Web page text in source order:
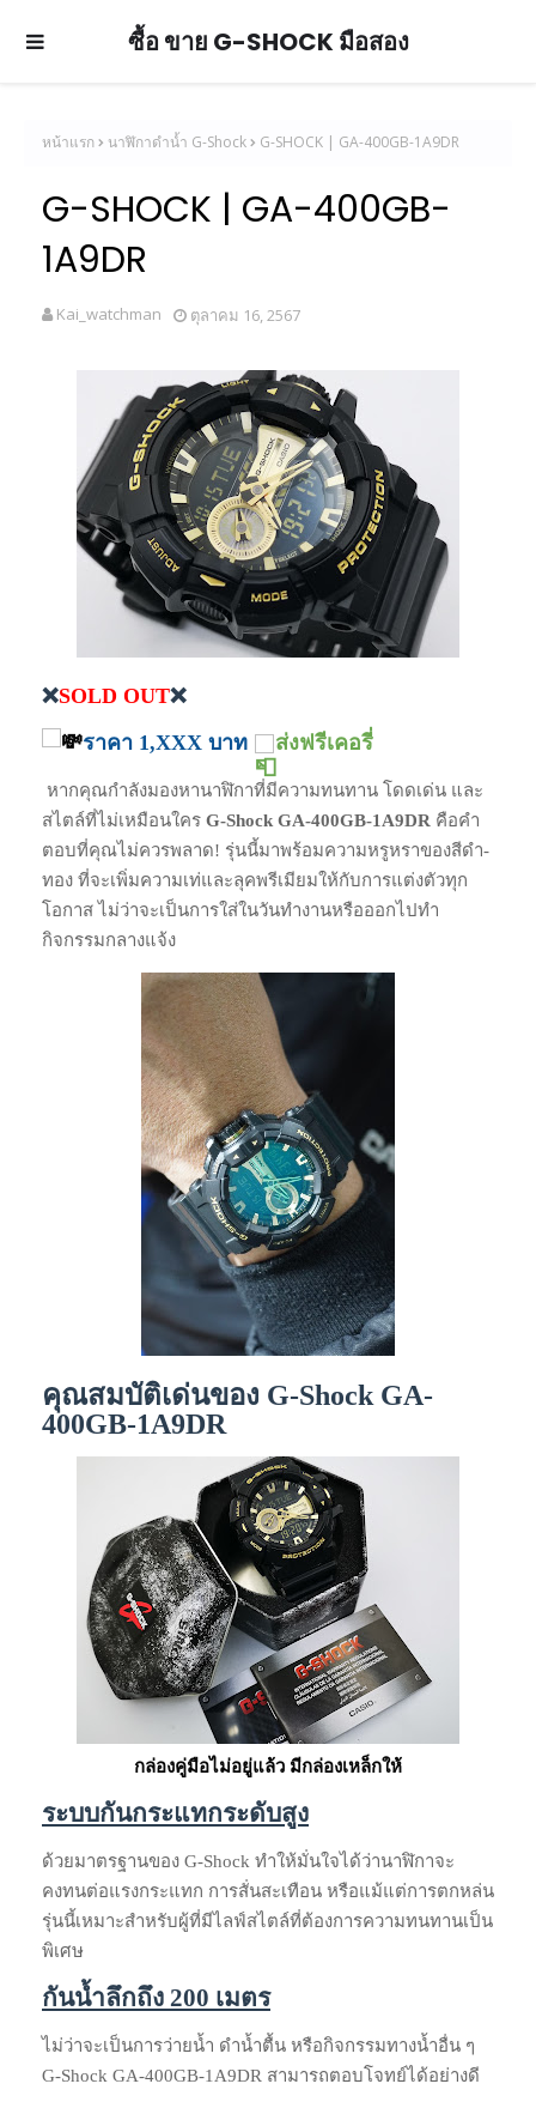
ซื้อ ขาย G-SHOCK มือสอง
หน้าแรก นาฬิกาดำน้ำ G-Shock G-SHOCK | GA-400GB-1A9DR
G-SHOCK | GA-400GB-
1A9DR
Kai_watchman ตุลาคม 16, 2567
❌SOLD OUT❌
ราคา 1,XXX บาท
ส่งฟรีเคอรี่
หากคุณกำลังมองหานาฬิกาที่มีความทนทาน โดดเด่น และ
สไตล์ที่ไม่เหมือนใคร G-Shock GA-400GB-1A9DR คือคำ
ตอบที่คุณไม่ควรพลาด! รุ่นนี้มาพร้อมความหรูหราของสีดำ-
ทอง ที่จะเพิ่มความเท่และลุคพรีเมียมให้กับการแต่งตัวทุก
โอกาส ไม่ว่าจะเป็นการใส่ในวันทำงานหรือออกไปทำ
กิจกรรมกลางแจ้ง
คุณสมบัติเด่นของ G-Shock GA-
400GB-1A9DR
กล่องคู่มือไม่อยู่แล้ว มีกล่องเหล็กให้
ระบบกันกระแทกระดับสูง
ด้วยมาตรฐานของ G-Shock ทำให้มั่นใจได้ว่านาฬิกาจะ
คงทนต่อแรงกระแทก การสั่นสะเทือน หรือแม้แต่การตกหล่น
รุ่นนี้เหมาะสำหรับผู้ที่มีไลฟ์สไตล์ที่ต้องการความทนทานเป็น
พิเศษ
กันน้ำลึกถึง 200 เมตร
ไม่ว่าจะเป็นการว่ายน้ำ ดำน้ำตื้น หรือกิจกรรมทางน้ำอื่น ๆ
G-Shock GA-400GB-1A9DR สามารถตอบโจทย์ได้อย่างดี